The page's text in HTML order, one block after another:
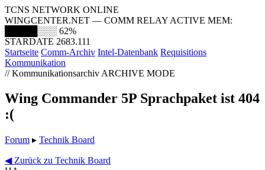
TCNS NETWORK ONLINE
WINGCENTER.NET — COMM RELAY ACTIVE MEM:
█████░░░ 62%
STARDATE 2683.111
Startseite Comm-Archiv Intel-Datenbank Requisitions
Kommunikation
// Kommunikationsarchiv ARCHIVE MODE
Wing Commander 5P Sprachpaket ist 404
:(
Forum ▸ Technik Board
◀ Zurück zu Technik Board